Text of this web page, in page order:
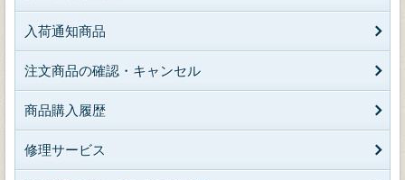
入荷通知商品
注文商品の確認・キャンセル
商品購入履歴
修理サービス